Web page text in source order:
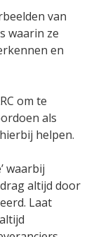
van
waarin ze
en
om te
als
helpen.
waarbij
altijd door
Laat